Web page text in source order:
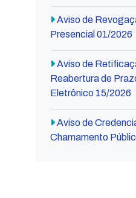
Aviso de
Presencial 01/2026
Aviso de
Reabertura de
Eletrônico 15/2026
Aviso de
Chamamento